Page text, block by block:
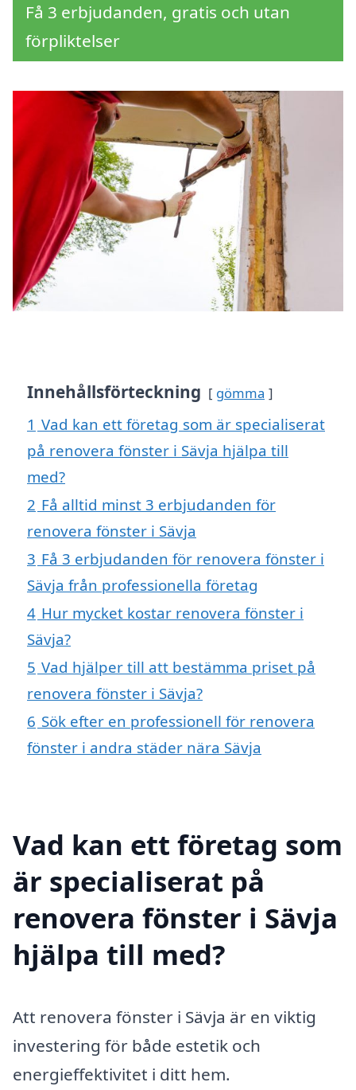
Få 3 erbjudanden, gratis och utan
förpliktelser
Innehållsförteckning gömma
1 Vad kan ett företag som är specialiserat
på renovera fönster i Sävja hjälpa till
med?
2 Få alltid minst 3 erbjudanden för
renovera fönster i Sävja
3 Få 3 erbjudanden för renovera fönster i
Sävja från professionella företag
4 Hur mycket kostar renovera fönster i
Sävja?
5 Vad hjälper till att bestämma priset på
renovera fönster i Sävja?
6 Sök efter en professionell för renovera
fönster i andra städer nära Sävja
Vad kan ett företag som
är specialiserat på
renovera fönster i Sävja
hjälpa till med?
Att renovera fönster i Sävja är en viktig
investering för både estetik och
energieffektivitet i ditt hem.